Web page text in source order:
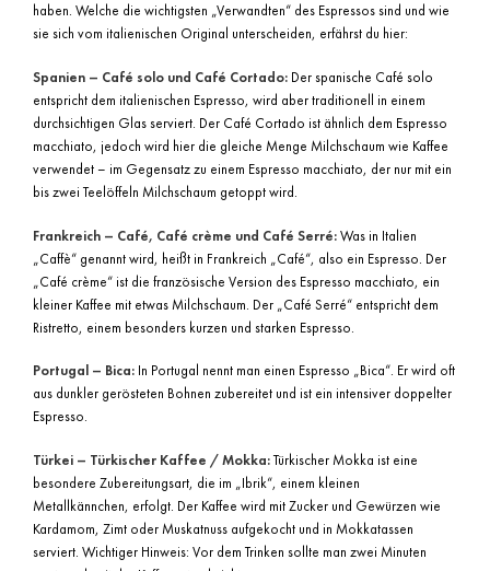
haben. Welche die wichtigsten „Verwandten“ des Espressos sind und wie
sie sich vom italienischen Original unterscheiden, erfährst du hier:
Spanien – Café solo und Café Cortado: Der spanische Café solo
entspricht dem italienischen Espresso, wird aber traditionell in einem
durchsichtigen Glas serviert. Der Café Cortado ist ähnlich dem Espresso
macchiato, jedoch wird hier die gleiche Menge Milchschaum wie Kaffee
verwendet – im Gegensatz zu einem Espresso macchiato, der nur mit ein
bis zwei Teelöffeln Milchschaum getoppt wird.
Frankreich – Café, Café crème und Café Serré:Was in Italien
„Caffè“ genannt wird, heißt in Frankreich „Café“, also ein Espresso. Der
„Café crème“ ist die französische Version des Espresso macchiato, ein
kleiner Kaffee mit etwas Milchschaum. Der „Café Serré“ entspricht dem
Ristretto, einem besonders kurzen und starken Espresso.
Portugal – Bica: In Portugal nennt man einen Espresso „Bica“. Er wird oft
aus dunkler gerösteten Bohnen zubereitet und ist ein intensiver doppelter
Espresso.
Türkei – Türkischer Kaffee / Mokka:Türkischer Mokka ist eine
besondere Zubereitungsart, die im „Ibrik“, einem kleinen
Metallkännchen, erfolgt. Der Kaffee wird mit Zucker und Gewürzen wie
Kardamom, Zimt oder Muskatnuss aufgekocht und in Mokkatassen
serviert. Wichtiger Hinweis: Vor dem Trinken sollte man zwei Minuten